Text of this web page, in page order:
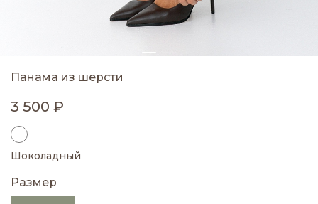
Панама из шерсти
3 500 ₽
Шоколадный
Размер